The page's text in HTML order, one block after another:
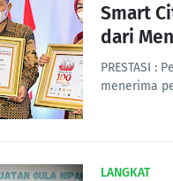
Smart
dari
PRESTASI :
menerima
LANGKAT